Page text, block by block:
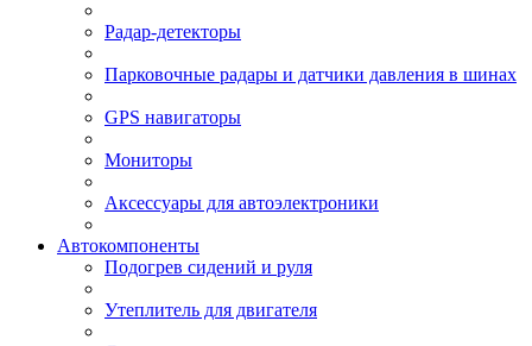
Радар-детекторы
Парковочные радары и датчики давления в шинах
GPS навигаторы
Мониторы
Аксессуары для автоэлектроники
Автокомпоненты
Подогрев сидений и руля
Утеплитель для двигателя